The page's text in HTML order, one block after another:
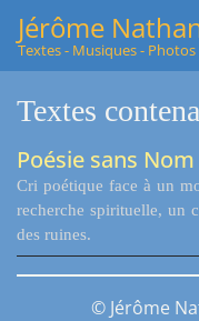
Jérôme
Textes - Musiques - Photos
Textes
Poésie sans Nom
Cri poétique face à un
recherche spirituelle, un
des ruines.
© Jérôme